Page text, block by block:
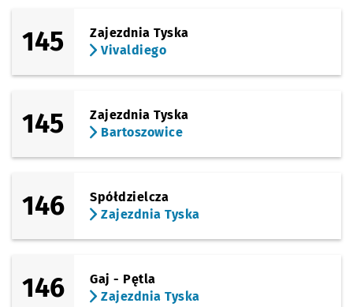
145
Zajezdnia Tyska
Vivaldiego
145
Zajezdnia Tyska
Bartoszowice
146
Spółdzielcza
Zajezdnia Tyska
146
Gaj - Pętla
Zajezdnia Tyska